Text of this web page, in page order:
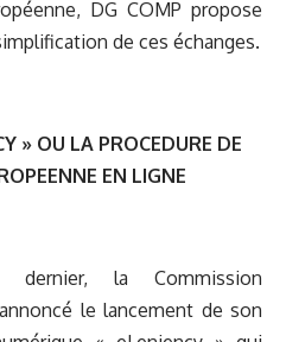
DG COMP propose
de ces échanges.
» OU LA PROCEDURE DE
EN LIGNE
la Commission
le lancement de son